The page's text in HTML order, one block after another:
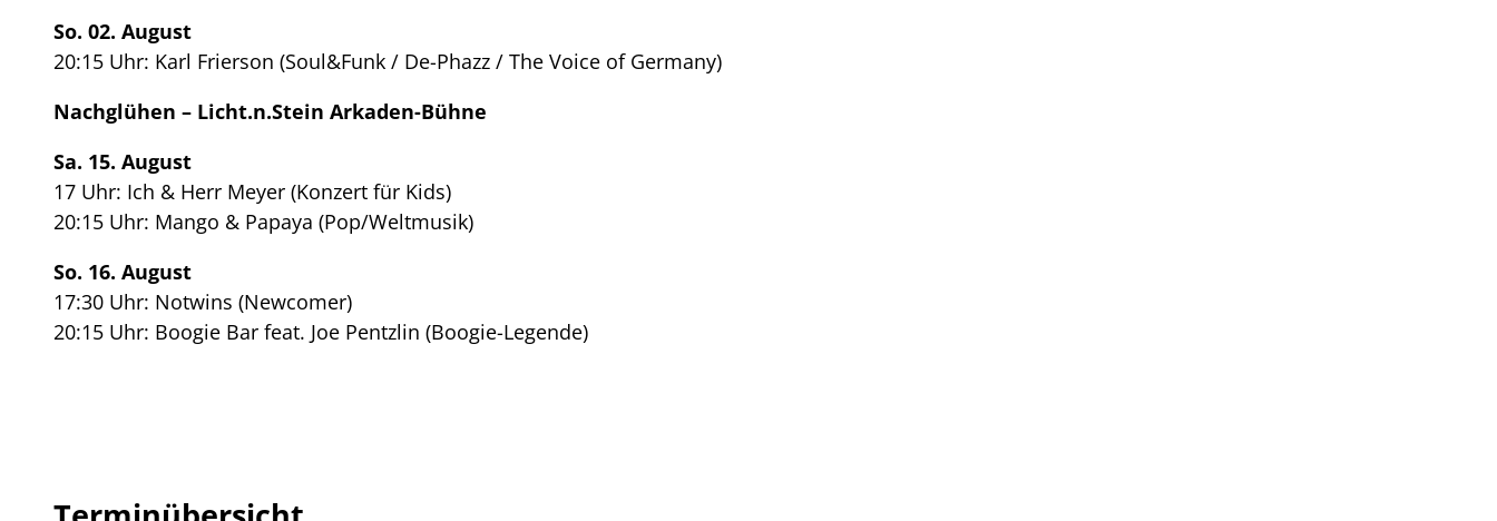
So. 02. August
20:15 Uhr: Karl Frierson (Soul&Funk / De-Phazz / The Voice of Germany)
Nachglühen – Licht.n.Stein Arkaden-Bühne
Sa. 15. August
17 Uhr: Ich & Herr Meyer (Konzert für Kids)
20:15 Uhr: Mango & Papaya (Pop/Weltmusik)
So. 16. August
17:30 Uhr: Notwins (Newcomer)
20:15 Uhr: Boogie Bar feat. Joe Pentzlin (Boogie-Legende)